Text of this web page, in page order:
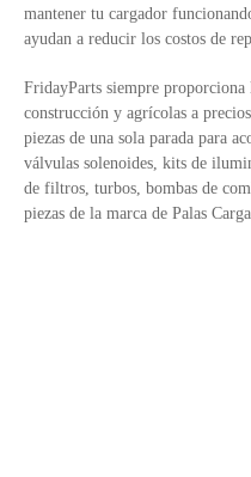
mantener tu cargador
ayudan a reducir los costos de
FridayParts siempre proporciona
construcción y agrícolas a
piezas de una sola parada para
válvulas solenoides, kits de
de filtros, turbos, bombas de
piezas de la marca de Palas